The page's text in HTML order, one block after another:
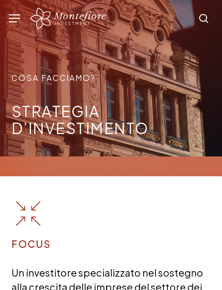
Skip
to
main
content
Menu
COSA FACCIAMO?
STRATEGIA
D’INVESTIMENTO
FOCUS
Un investitore specializzato nel sostegno
alla crescita delle imprese del settore dei